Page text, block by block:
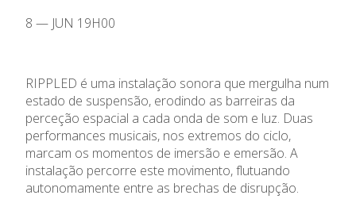
8 — JUN 19H00
RIPPLED é uma instalação sonora que mergulha num
estado de suspensão, erodindo as barreiras da
perceção espacial a cada onda de som e luz. Duas
performances musicais, nos extremos do ciclo,
marcam os momentos de imersão e emersão. A
instalação percorre este movimento, flutuando
autonomamente entre as brechas de disrupção.